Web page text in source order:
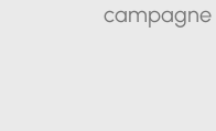
campagne